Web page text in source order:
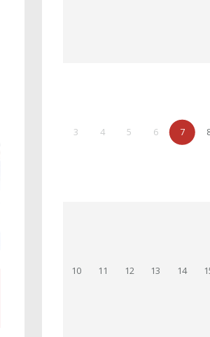
3 4 5 6 7
10 11 12 13 14